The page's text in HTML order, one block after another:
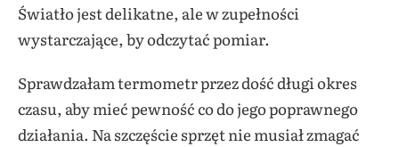
Światło jest delikatne, ale w zupełności
wystarczające, by odczytać pomiar.
Sprawdzałam termometr przez dość długi okres
czasu, aby mieć pewność co do jego poprawnego
działania. Na szczęście sprzęt nie musiał zmagać